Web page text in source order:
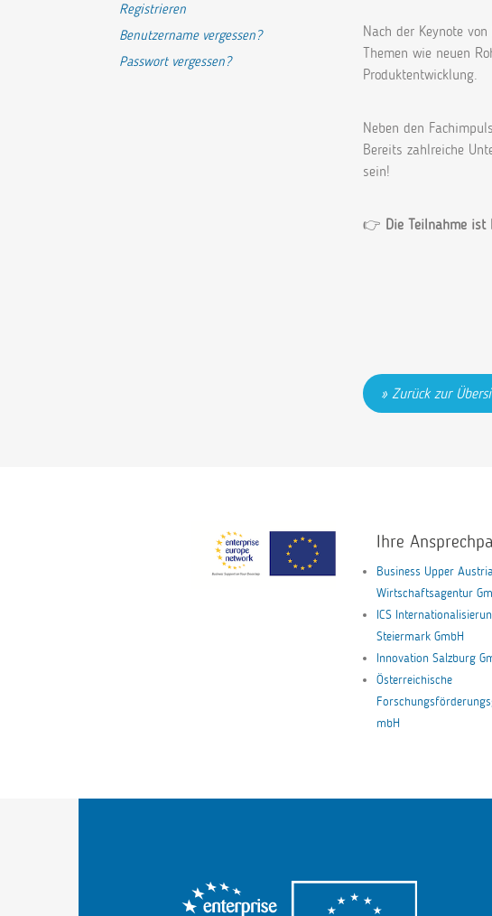
Nach der Keynote
Themen wie neuen
Produktentwicklung.
Neben den
Bereits zahlreiche
sein!
👉 Die Teilnahme
Zurück zur
Registrieren
Benutzername vergessen?
Passwort vergessen?
Ihre
Business Upper
Wirtschaftsagentur
ICS
Steiermark GmbH
Innovation Salzburg
Österreichische
mbH